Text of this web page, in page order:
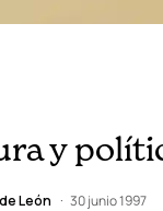
y
León 30 junio 1997